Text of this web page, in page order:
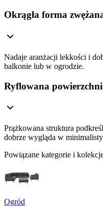
Okrągła forma
Nadaje aranżacji lekkości i
balkonie lub w ogrodzie.
Ryflowana
Prążkowana struktura
dobrze wygląda w
Powiązane kategorie i
Ogród